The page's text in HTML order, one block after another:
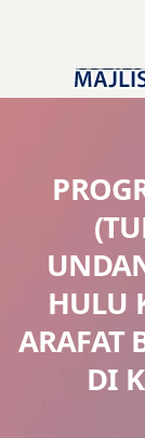
HULU
ARAFAT
DI